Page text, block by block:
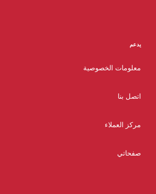
يدعم
معلومات الخصوصية
اتصل بنا
مركز العملاء
صفحاتي